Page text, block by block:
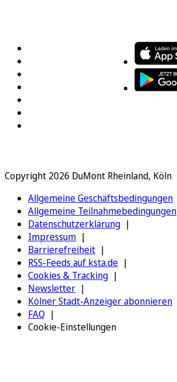
Copyright 2026 DuMont Rheinland, Köln
Allgemeine Geschäftsbedingungen
Allgemeine Teilnahmebedingungen
Datenschutzerklärung
Impressum
Barrierefreiheit
RSS-Feeds auf ksta.de
Cookies & Tracking
Newsletter
Kölner Stadt-Anzeiger abonnieren
FAQ
Cookie-Einstellungen